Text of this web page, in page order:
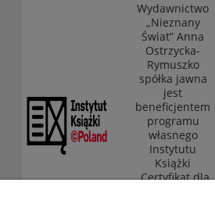
Wydawnictwo
„Nieznany
Świat” Anna
Ostrzycka-
Rymuszko
spółka jawna
jest
beneficjentem
programu
własnego
Instytutu
Książki
„Certyfikat dla